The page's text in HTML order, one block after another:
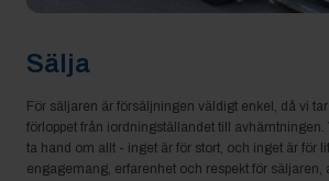
Sälja
För säljaren är försäljningen väldigt enkel, då vi
förloppet från iordningställandet till avhämtningen.
ta hand om allt - inget är för stort, och inget är för
engagemang, erfarenhet och respekt för säljaren,